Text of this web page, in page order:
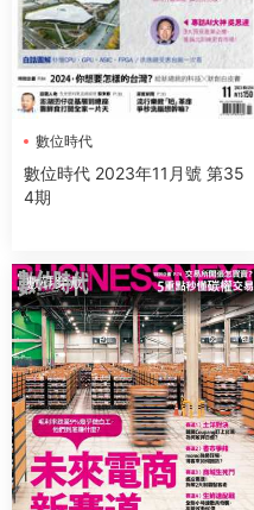
數位時代
數位時代 2023年11月號 第35
4期
數碼穿戴